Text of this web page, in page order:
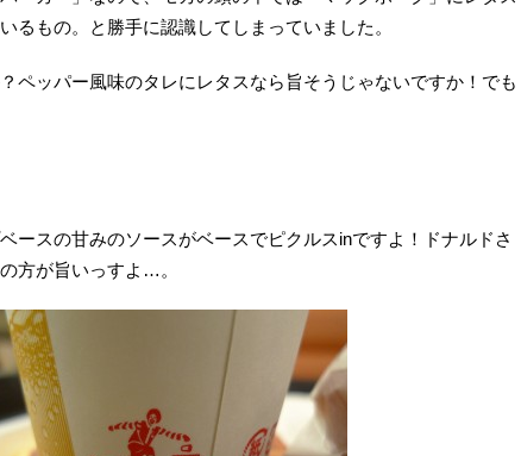
るもの。と勝手に認識してしまっていました。
ペッパー風味のタレにレタスなら旨そうじゃないですか！でも
ースの甘みのソースがベースでピクルスinですよ！ドナルドさ
方が旨いっすよ…。